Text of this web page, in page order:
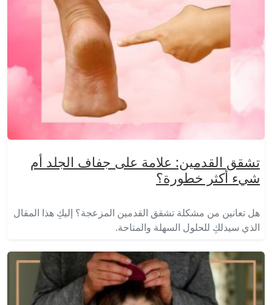
تشقق القدمين: علامة على جفاف الجلد أم
شيء أكثر خطورة؟
هل تعانين من مشكلة تشقق القدمين المزعجة؟ إليكِ هذا المقال
الذي سيدلكِ للحلول السهلة والمتاحة.